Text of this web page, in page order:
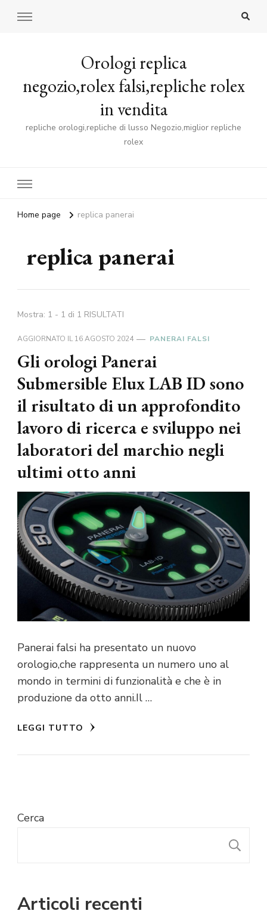
Orologi replica
negozio,rolex falsi,repliche rolex
in vendita
repliche orologi,repliche di lusso Negozio,miglior repliche
rolex
Home page replica panerai
replica panerai
Mostra: 1 - 1 di 1 RISULTATI
AGGIORNATO IL16 AGOSTO 2024 PANERAI FALSI
Gli orologi Panerai
Submersible Elux LAB ID sono
il risultato di un approfondito
lavoro di ricerca e sviluppo nei
laboratori del marchio negli
ultimi otto anni
Panerai falsi ha presentato un nuovo
orologio,che rappresenta un numero uno al
mondo in termini di funzionalità e che è in
produzione da otto anni.Il …
LEGGI TUTTO
Cerca
Articoli recenti